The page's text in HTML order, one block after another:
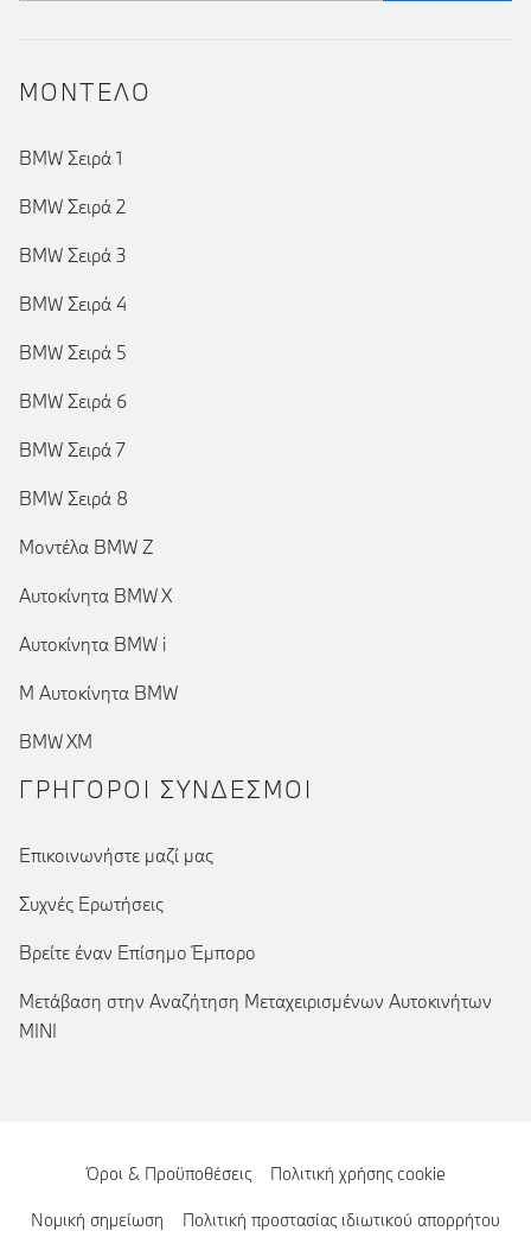
ΜΟΝΤΕΛΟ
BMW Σειρά 1
BMW Σειρά 2
BMW Σειρά 3
BMW Σειρά 4
BMW Σειρά 5
BMW Σειρά 6
BMW Σειρά 7
BMW Σειρά 8
Μοντέλα BMW Z
Αυτοκίνητα BMW X
Αυτοκίνητα BMW i
Μ Αυτοκίνητα BMW
BMW XM
ΓΡΉΓΟΡΟΙ ΣΎΝΔΕΣΜΟΙ
Επικοινωνήστε μαζί μας
Συχνές Ερωτήσεις
Βρείτε έναν Επίσημο Έμπορο
Μετάβαση στην Αναζήτηση Μεταχειρισμένων Αυτοκινήτων
MINI
Όροι & Προϋποθέσεις Πολιτική χρήσης cookie
Νομική σημείωση Πολιτική προστασίας ιδιωτικού απορρήτου